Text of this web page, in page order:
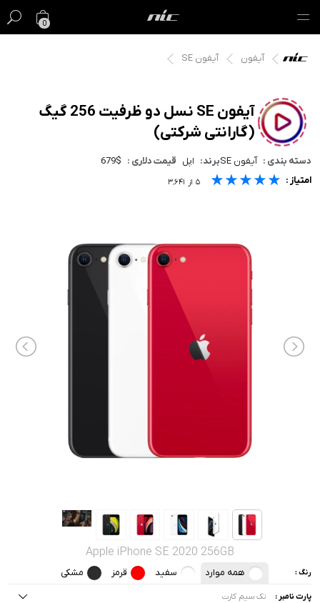
0
گیفت کارت
مک
آیفون
اپل واچ
لوازم جانبی
صدا و تصویر
خواندنی ها
آیفون آیفون SE
Apple iPhone SE 2020 256GB
رنگ : همه موارد سفید قرمز مشکی
پارت نامبر : تک سیم کارت
آیفون SE نسل دو ظرفیت 256 گیگ
(گارانتی شرکتی)
دسته بندی : آیفون SE برند: اپل قیمت دلاری : 679$
امتیاز : ★★★★★
★★★★★
★★★★★ ۵ از ۳٬۶۴۱